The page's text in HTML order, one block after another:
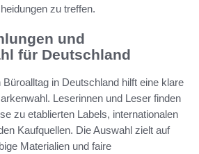
zu treffen.
und
für Deutschland
Büroalltag in Deutschland hilft eine klare
Leserinnen und Leser finden
zu etablierten Labels, internationalen
Kaufquellen. Die Auswahl zielt auf
Materialien und faire